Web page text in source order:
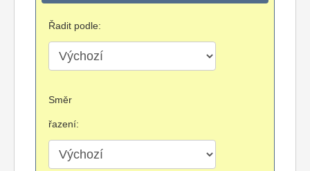
Řadit podle:
Směr
řazení: